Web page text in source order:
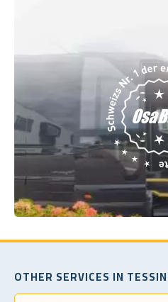
OTHER SERVICES IN TESSIN